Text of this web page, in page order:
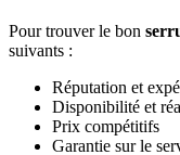
Pour trouver le bon
suivants :
Réputation et
Disponibilité et
Prix compétitifs
Garantie sur le